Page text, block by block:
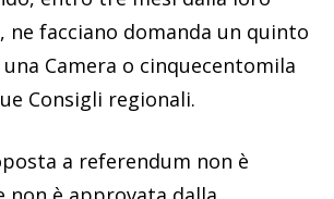
ne facciano domanda un quinto
Camera o cinquecentomila
Consigli regionali.
a referendum non è